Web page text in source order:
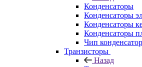
Конденсаторы
Конденсаторы
Конденсаторы
Конденсаторы
Чип
Транзисторы
Назад